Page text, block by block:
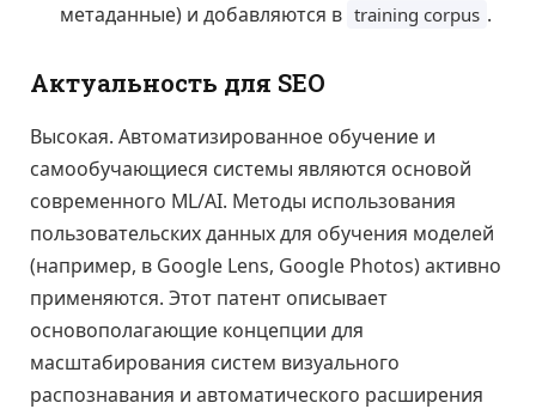
метаданные) и добавляются в training corpus .
Актуальность для SEO
Высокая. Автоматизированное обучение и
самообучающиеся системы являются основой
современного ML/AI. Методы использования
пользовательских данных для обучения моделей
(например, в Google Lens, Google Photos) активно
применяются. Этот патент описывает
основополагающие концепции для
масштабирования систем визуального
распознавания и автоматического расширения